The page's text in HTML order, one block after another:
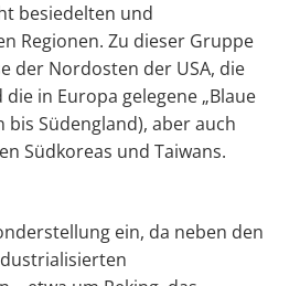
besiedelten und
Regionen. Zu dieser Gruppe
der Nordosten der USA, die
die in Europa gelegene „Blaue
bis Südengland), aber auch
Südkoreas und Taiwans.
ein, da neben den